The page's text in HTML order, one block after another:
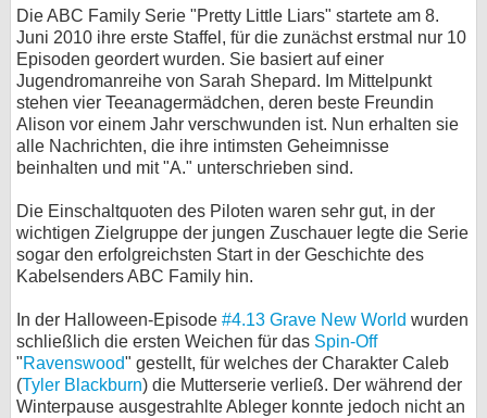
Die ABC Family Serie "Pretty Little Liars" startete am 8.
Juni 2010 ihre erste Staffel, für die zunächst erstmal nur 10
Episoden geordert wurden. Sie basiert auf einer
Jugendromanreihe von Sarah Shepard. Im Mittelpunkt
stehen vier Teeanagermädchen, deren beste Freundin
Alison vor einem Jahr verschwunden ist. Nun erhalten sie
alle Nachrichten, die ihre intimsten Geheimnisse
beinhalten und mit "A." unterschrieben sind.
Die Einschaltquoten des Piloten waren sehr gut, in der
wichtigen Zielgruppe der jungen Zuschauer legte die Serie
sogar den erfolgreichsten Start in der Geschichte des
Kabelsenders ABC Family hin.
In der Halloween-Episode #4.13 Grave New World wurden
schließlich die ersten Weichen für das Spin-Off
"Ravenswood" gestellt, für welches der Charakter Caleb
(Tyler Blackburn) die Mutterserie verließ. Der während der
Winterpause ausgestrahlte Ableger konnte jedoch nicht an
SERVICE
Gewinnspiele
Forum
bei X
Kontakt
Datenschutz
Cookie-Einstellungen